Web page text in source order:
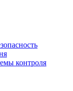
контроля